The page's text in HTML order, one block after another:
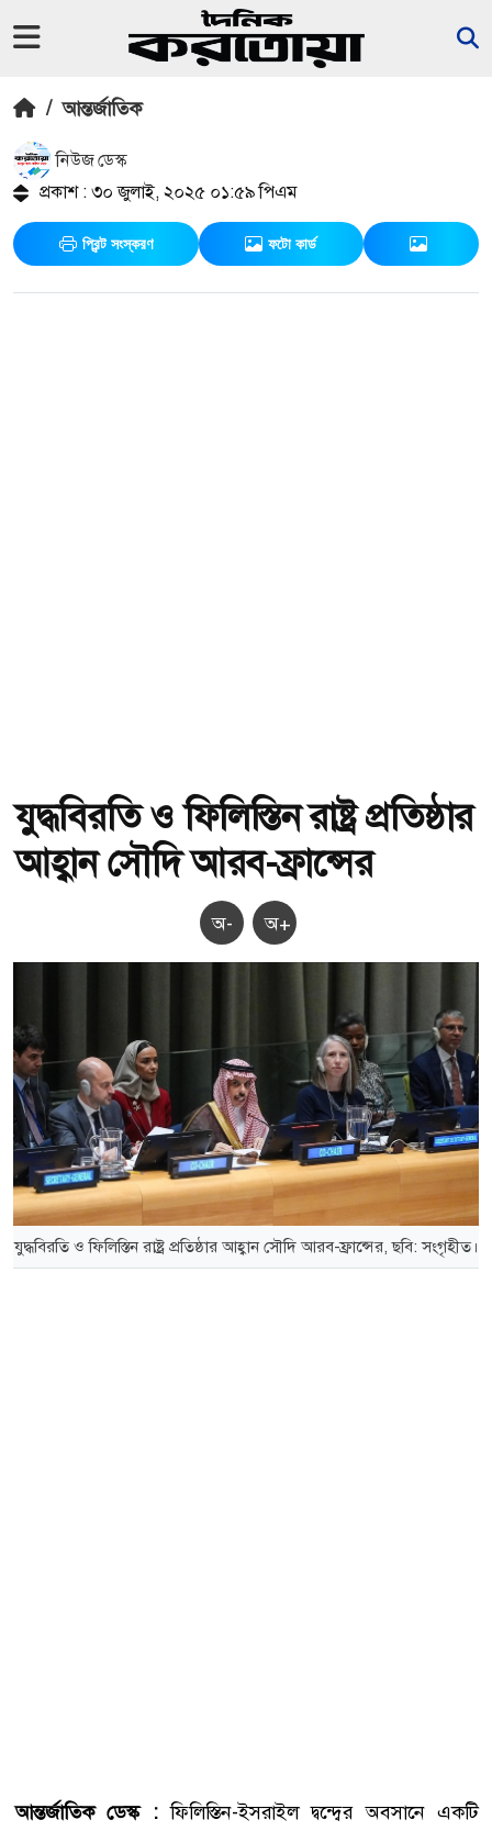
/ আন্তর্জাতিক
নিউজ ডেস্ক
প্রকাশ : ৩০ জুলাই, ২০২৫ ০১:৫৯ পিএম
প্রিন্ট সংস্করণ ফটো কার্ড
যুদ্ধবিরতি ও ফিলিস্তিন রাষ্ট্র প্রতিষ্ঠার
আহ্বান সৌদি আরব-ফ্রান্সের
অ- অ+
যুদ্ধবিরতি ও ফিলিস্তিন রাষ্ট্র প্রতিষ্ঠার আহ্বান সৌদি আরব-ফ্রান্সের, ছবি: সংগৃহীত।
আন্তর্জাতিক ডেস্ক :ফিলিস্তিন-ইসরাইল দ্বন্দ্বের অবসানে একটি